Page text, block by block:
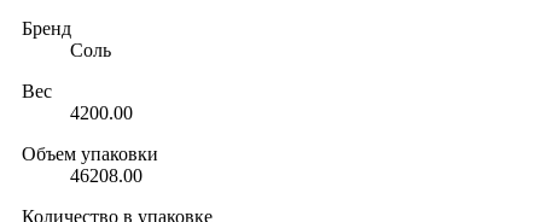
Бренд
Соль
Вес
4200.00
Объем упаковки
46208.00
Количество в упаковке